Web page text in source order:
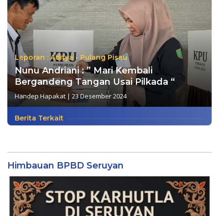
Laporan : Aditya - Pulang Pisau
Nunu Andriani : ” Mari Kembali
Bergandeng Tangan Usai Pilkada “
Handep Hapakat|23 Desember 2024
Berita Terkait
Himbauan BPBD Seruyan